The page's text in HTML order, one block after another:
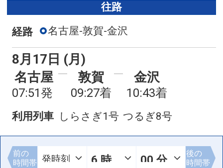
往路
経路 名古屋-敦賀-金沢
8月17日 (月)
名古屋
07:51発
敦賀
09:27着
金沢
10:43着
利用列車 しらさぎ1号 つるぎ8号
前の
時間帯
後の
時間帯